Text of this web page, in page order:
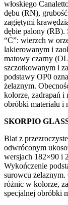
włoskiego
dębu (RN),
zagiętymi
dębie palony (RB).
“C”: wierzch w
lakierowanym i
matowy czarny
szczotkowanym i
podstawy OP0
żelaznym.
kolorze, zadrapań i
obróbki materiału i
SKORPIO
Blat z
odwróconym
wersjach 182×90 i
Wykończenie
surowcu
różnic w kolorze,
specjalnej obróbki